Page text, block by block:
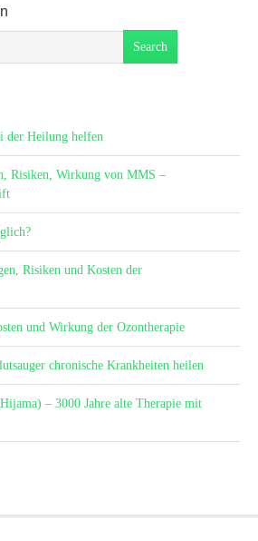
der Heilung helfen
Risiken, Wirkung von MMS –
Risiken und Kosten der
und Wirkung der Ozontherapie
chronische Krankheiten heilen
– 3000 Jahre alte Therapie mit